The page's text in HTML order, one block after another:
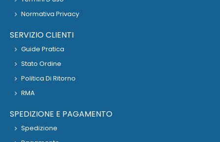
Normativa Privacy
SERVIZIO CLIENTI
Guide Pratica
Stato Ordine
Politica Di Ritorno
RMA
SPEDIZIONE E PAGAMENTO
Spedizione